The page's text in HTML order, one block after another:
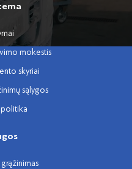
mokestis
skyriai
sąlygos
politika